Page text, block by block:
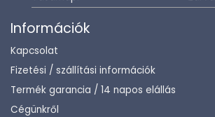
Információk
Kapcsolat
Fizetési / szállítási információk
Termék garancia / 14 napos elállás
Cégünkről